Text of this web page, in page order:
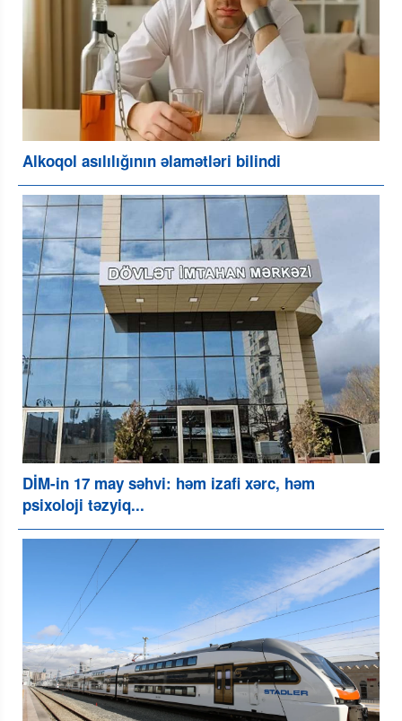
Alkoqol asılılığının əlamətləri bilindi
DİM-in 17 may səhvi: həm izafi xərc, həm
psixoloji təzyiq...